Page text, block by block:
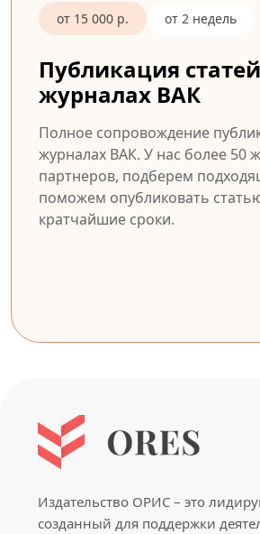
от 15 000 р. от 2 недель
Публикация
журналах ВАК
Полное сопровождение
журналах ВАК. У нас более 50
партнеров, подберем
поможем опубликовать
кратчайшие сроки.
Издательство ОРИС – это
созданный для поддержки